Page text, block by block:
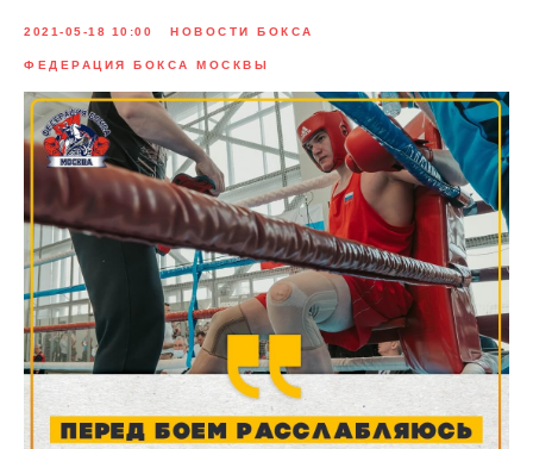
2021-05-18 10:00 НОВОСТИ БОКСА
ФЕДЕРАЦИЯ БОКСА МОСКВЫ